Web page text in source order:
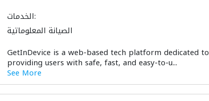
الخدمات:
الصيانة المعلوماتية
GetInDevice is a web-based tech platform dedicated to
providing users with safe, fast, and easy-to-u...
See More